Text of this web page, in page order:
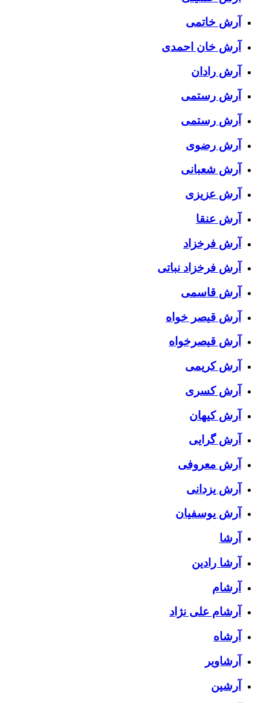
آرش خاتمی
آرش خان احمدی
آرش رادان
آرش رستمى
آرش رستمی
آرش رضوی
آرش شعبانی
آرش عزیزی
آرش عنقا
آرش فرخزاد
آرش فرخزاد نباتی
آرش قاسمی
آرش قیصر خواه
آرش قیصرخواه
آرش کریمی
آرش کسری
آرش کیهان
آرش گرایی
آرش معروفی
آرش یزدانی
آرش یوسفیان
آرشا
آرشا رادین
آرشام
آرشام علی نژاد
آرشاه
آرشاویر
آرشین